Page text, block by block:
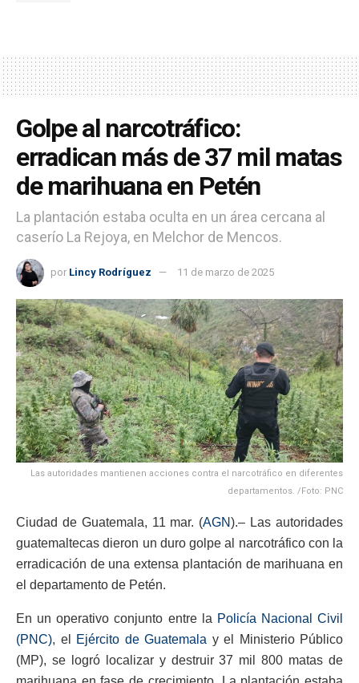
Golpe al narcotráfico:
erradican más de 37 mil matas
de marihuana en Petén
La plantación estaba oculta en un área cercana al
caserío La Rejoya, en Melchor de Mencos.
por Lincy Rodríguez 11 de marzo de 2025
Las autoridades mantienen acciones contra el narcotráfico en diferentes
departamentos. /Foto: PNC
Ciudad de Guatemala, 11 mar. (AGN).– Las autoridades
guatemaltecas dieron un duro golpe al narcotráfico con la
erradicación de una extensa plantación de marihuana en
el departamento de Petén.
En un operativo conjunto entre la Policía Nacional Civil
(PNC), el Ejército de Guatemala y el Ministerio Público
(MP), se logró localizar y destruir 37 mil 800 matas de